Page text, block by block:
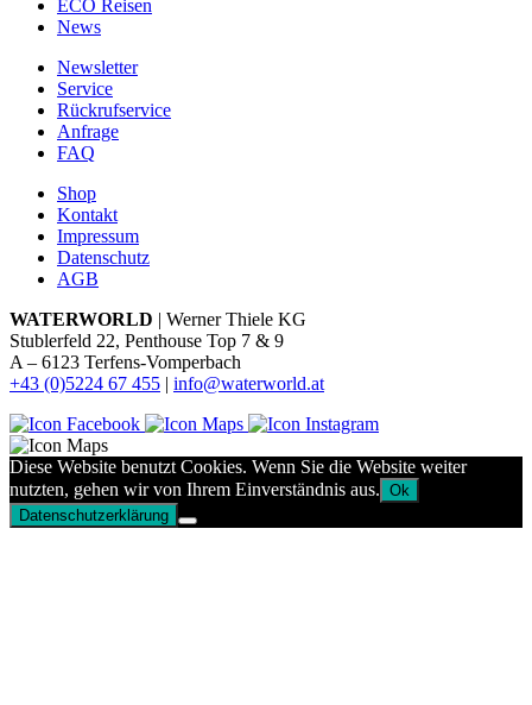
ECO Reisen
News
Newsletter
Service
Rückrufservice
Anfrage
FAQ
Shop
Kontakt
Impressum
Datenschutz
AGB
WATERWORLD | Werner Thiele KG
Stublerfeld 22, Penthouse Top 7 & 9
A – 6123 Terfens-Vomperbach
+43 (0)5224 67 455 | info@waterworld.at
Diese Website benutzt Cookies. Wenn Sie die Website weiter
nutzten, gehen wir von Ihrem Einverständnis aus. Ok
Datenschutzerklärung